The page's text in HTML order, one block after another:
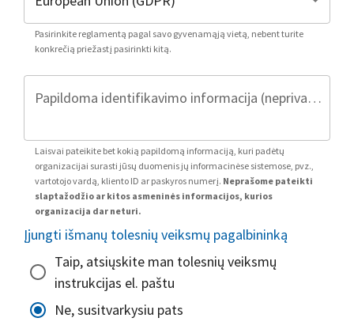
Pasirinkite reglamentą pagal savo gyvenamąją vietą, nebent turite
konkrečią priežastį pasirinkti kitą.
Papildoma identifikavimo informacija (neprivaloma)
Laisvai pateikite bet kokią papildomą informaciją, kuri padėtų
organizacijai surasti jūsų duomenis jų informacinėse sistemose, pvz.,
vartotojo vardą, kliento ID ar paskyros numerį. Neprašome pateikti
slaptažodžio ar kitos asmeninės informacijos, kurios
organizacija dar neturi.
Įjungti išmanų tolesnių veiksmų pagalbininką
Taip, atsiųskite man tolesnių veiksmų
instrukcijas el. paštu
Ne, susitvarkysiu pats